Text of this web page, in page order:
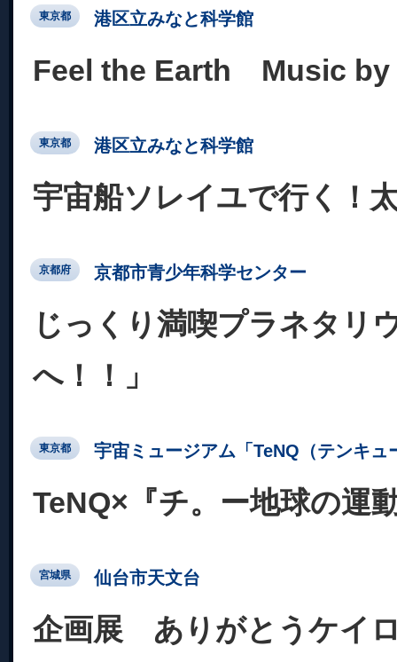
東京都 港区立みなと科学館
Feel the Earth Music by
東京都 港区立みなと科学館
宇宙船ソレイユで行く！
京都府 京都市青少年科学センター
じっくり満喫プラネタリ
へ！！」
東京都 宇宙ミュージアム「TeNQ（テンキュ
TeNQ×『チ。ー地球の運
宮城県 仙台市天文台
企画展 ありがとうケイ